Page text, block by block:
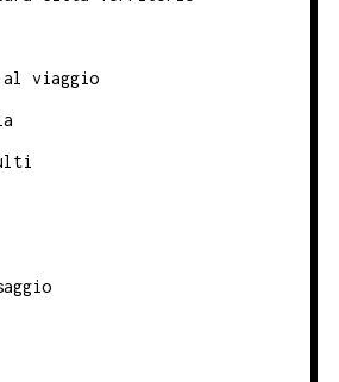
al viaggio